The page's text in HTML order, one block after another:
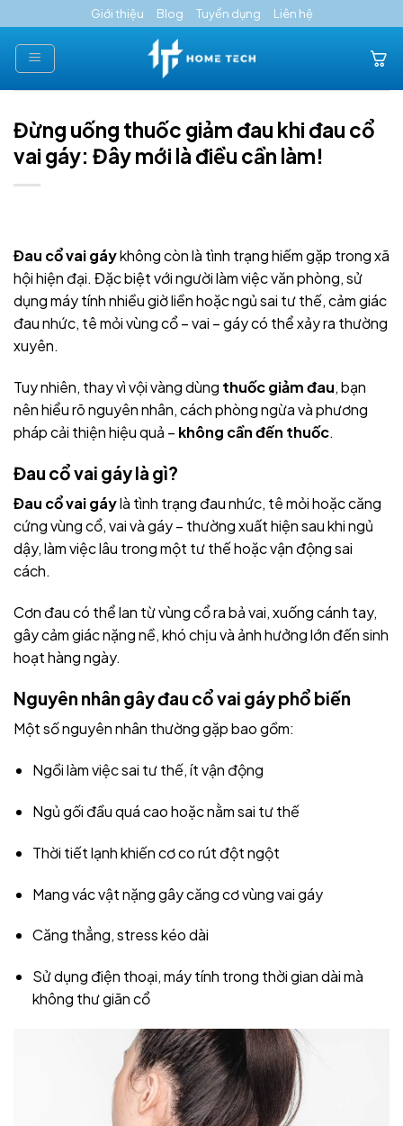
to
content
Giới thiệu Blog Tuyển dụng Liên hệ
Đừng uống thuốc giảm đau khi đau cổ
vai gáy: Đây mới là điều cần làm!
Đau cổ vai gáykhông còn là tình trạng hiếm gặp trong xã
hội hiện đại. Đặc biệt với người làm việc văn phòng, sử
dụng máy tính nhiều giờ liền hoặc ngủ sai tư thế, cảm giác
đau nhức, tê mỏi vùng cổ – vai – gáy có thể xảy ra thường
xuyên.
Tuy nhiên, thay vì vội vàng dùng thuốc giảm đau, bạn
nên hiểu rõ nguyên nhân, cách phòng ngừa và phương
pháp cải thiện hiệu quả – không cần đến thuốc.
Đau cổ vai gáy là gì?
Đau cổ vai gáylà tình trạng đau nhức, tê mỏi hoặc căng
cứng vùng cổ, vai và gáy – thường xuất hiện sau khi ngủ
dậy, làm việc lâu trong một tư thế hoặc vận động sai
cách.
Cơn đau có thể lan từ vùng cổ ra bả vai, xuống cánh tay,
gây cảm giác nặng nề, khó chịu và ảnh hưởng lớn đến sinh
hoạt hàng ngày.
Nguyên nhân gây đau cổ vai gáy phổ biến
Một số nguyên nhân thường gặp bao gồm:
Ngồi làm việc sai tư thế, ít vận động
Ngủ gối đầu quá cao hoặc nằm sai tư thế
Thời tiết lạnh khiến cơ co rút đột ngột
Mang vác vật nặng gây căng cơ vùng vai gáy
Căng thẳng, stress kéo dài
Sử dụng điện thoại, máy tính trong thời gian dài mà
không thư giãn cổ